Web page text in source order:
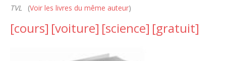
TVL (Voir les livres du même auteur)
[cours] [voiture] [science] [gratuit]